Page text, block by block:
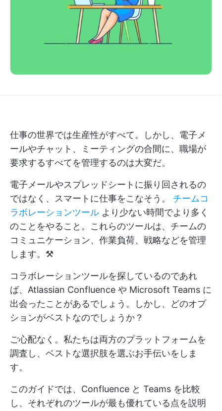
仕事の世界では生産性がすべて。しかし、電子メ
ールやチャット、ミーティングの合間に、職場が
要求するすべてを管理するのは大変だ。
電子メールやスプレッドシートに振り回されるの
ではなく、スマートに仕事をこなそう。 チームコ
ラボレーションツール より少ない時間でより多く
のことをやること。これらのツールは、チームの
コミュニケーション、作業負荷、戦略などを管理
します。⚒️
コラボレーションツールを探しているのであれ
ば、Atlassian Confluence や Microsoft Teams に
出会ったことがあるでしょう。しかし、どのオプ
ションがベストなのでしょうか？
ご心配なく。私たちは両方のプラットフォームを
調査し、ベストな選択肢を選ぶお手伝いをしま
す。
このガイドでは、Confluence と Teams を比較
し、それぞれのツールが最も優れている点を説明